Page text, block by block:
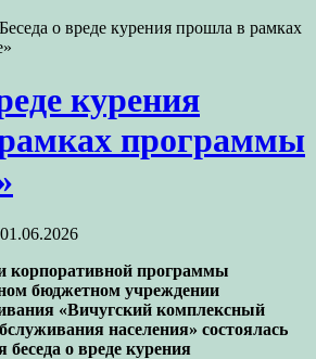
Беседа о вреде курения прошла в рамках
курения
программы
01.06.2026
корпоративной программы
бюджетном учреждении
«Вичугский комплексный
населения» состоялась
о вреде курения